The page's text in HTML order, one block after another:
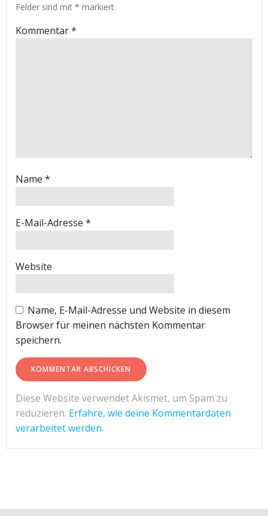
Felder sind mit * markiert
Kommentar*
Name *
E-Mail-Adresse *
Website
Name, E-Mail-Adresse und Website in diesem
Browser für meinen nächsten Kommentar
speichern.
Diese Website verwendet Akismet, um Spam zu
reduzieren. Erfahre, wie deine Kommentardaten
verarbeitet werden.